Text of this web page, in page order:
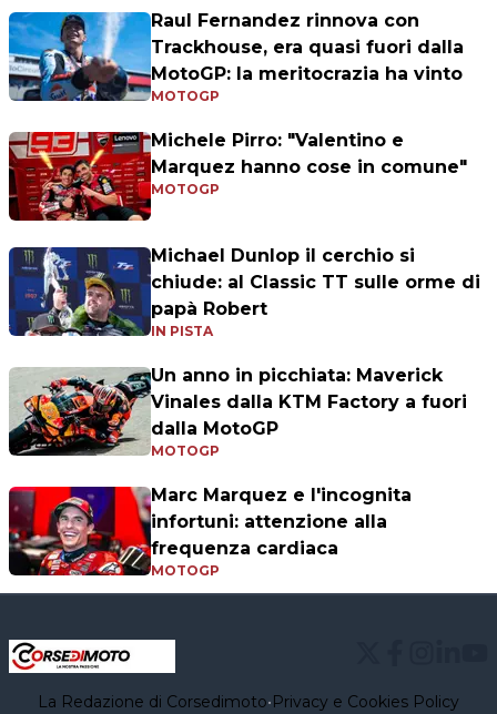
Raul Fernandez rinnova con
Trackhouse, era quasi fuori dalla
MotoGP: la meritocrazia ha vinto
MOTOGP
Michele Pirro: "Valentino e
Marquez hanno cose in comune"
MOTOGP
Michael Dunlop il cerchio si
chiude: al Classic TT sulle orme di
papà Robert
IN PISTA
Un anno in picchiata: Maverick
Vinales dalla KTM Factory a fuori
dalla MotoGP
MOTOGP
Marc Marquez e l'incognita
infortuni: attenzione alla
frequenza cardiaca
MOTOGP
La Redazione di Corsedimoto•Privacy e Cookies Policy